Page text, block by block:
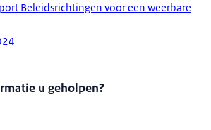
Beleidsrichtingen voor een weerbare
u geholpen?